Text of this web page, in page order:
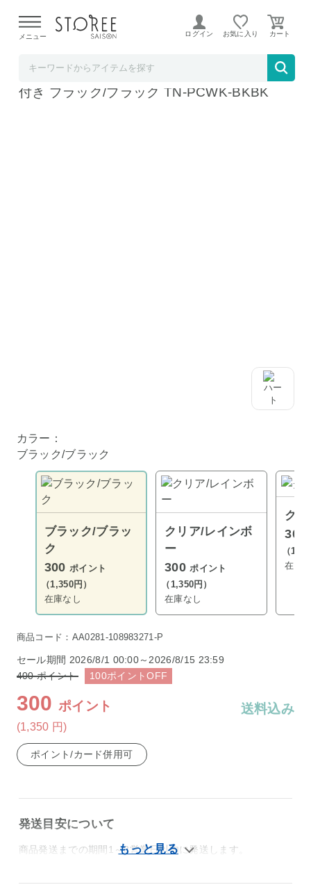
よる配送遅延が発生しております。
メニュー ログイン お気に入り
mitas 訳あり 1週間分 ピルケース 専用ケース
付き ブラック/ブラック TN-PCWK-BKBK
カラー：
ブラック/ブラック
ブラック/ブラッ
ク
300ポイント
（1,350円）
在庫なし
クリア/レインボ
ー
300ポイント
（1,350円）
在庫なし
ク
300
（
在庫
商品コード：AA0281-108983271-P
セール期間 2026/8/1 00:00～2026/8/15 23:59
400ポイント 100ポイントOFF
300ポイント
(1,350 円)
送料込み
ポイント/カード併用可
発送目安について
商品発送までの期間1～3営業日以内に発送します。